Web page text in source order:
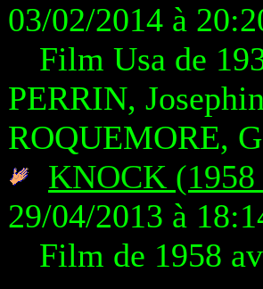
03/02/2014 à
Film Usa de
PERRIN,
ROQUEMORE,
KNOCK
29/04/2013 à
Film de 1958